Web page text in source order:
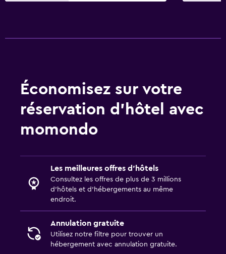
Économisez sur votre
réservation d’hôtel avec
momondo
Les meilleures offres d’hôtels
Consultez les offres de plus de 3 millions
d’hôtels et d’hébergements au même
endroit.
Annulation gratuite
Utilisez notre filtre pour trouver un
hébergement avec annulation gratuite.